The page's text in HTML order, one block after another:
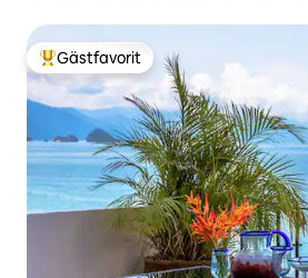
Populär gästfavorit
Gästfavorit